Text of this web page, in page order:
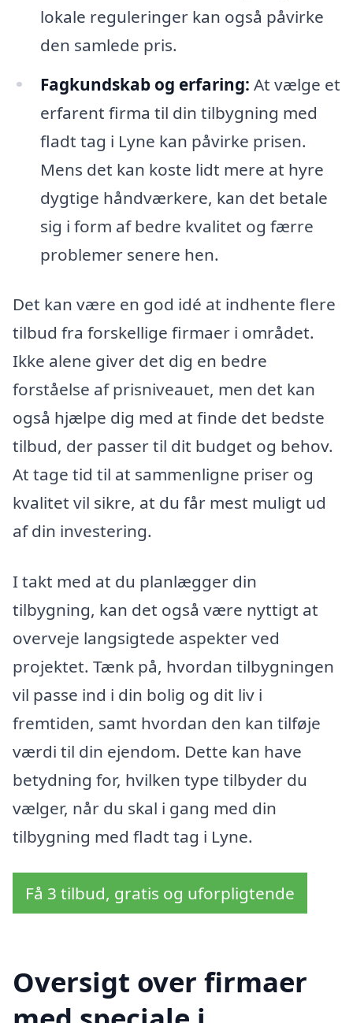
lokale reguleringer kan også påvirke
den samlede pris.
Fagkundskab og erfaring: At vælge et
erfarent firma til din tilbygning med
fladt tag i Lyne kan påvirke prisen.
Mens det kan koste lidt mere at hyre
dygtige håndværkere, kan det betale
sig i form af bedre kvalitet og færre
problemer senere hen.
Det kan være en god idé at indhente flere
tilbud fra forskellige firmaer i området.
Ikke alene giver det dig en bedre
forståelse af prisniveauet, men det kan
også hjælpe dig med at finde det bedste
tilbud, der passer til dit budget og behov.
At tage tid til at sammenligne priser og
kvalitet vil sikre, at du får mest muligt ud
af din investering.
I takt med at du planlægger din
tilbygning, kan det også være nyttigt at
overveje langsigtede aspekter ved
projektet. Tænk på, hvordan tilbygningen
vil passe ind i din bolig og dit liv i
fremtiden, samt hvordan den kan tilføje
værdi til din ejendom. Dette kan have
betydning for, hvilken type tilbyder du
vælger, når du skal i gang med din
tilbygning med fladt tag i Lyne.
Få 3 tilbud, gratis og uforpligtende
Oversigt over firmaer